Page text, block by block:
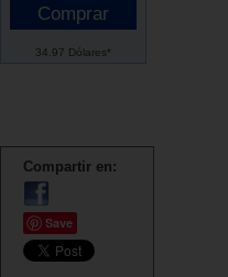
34.97 Dólares*
Compartir en:
Save